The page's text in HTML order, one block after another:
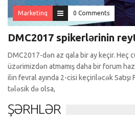
Marketinq 0 Comments
DMC2017 spikerlərinin
DMC2017-dən az qala bir ay keçir. Heç
üzərimizdən atmamış daha bir forum
ilin fevral ayında 2-cisi keçiriləcək
tələsik də olsa,
ŞƏRHLƏR